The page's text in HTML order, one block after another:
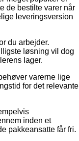
de bestilte varer når
leveringsversion
du arbejder.
løsning vil dog
lager.
varerne lige
for det relevante
inden et
pakkeansatte får fri.